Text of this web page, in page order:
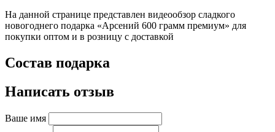
На данной странице представлен видеообзор сладкого
новогоднего подарка «Арсений 600 грамм премиум» для
покупки оптом и в розницу с доставкой
Состав подарка
Написать отзыв
Ваше имя